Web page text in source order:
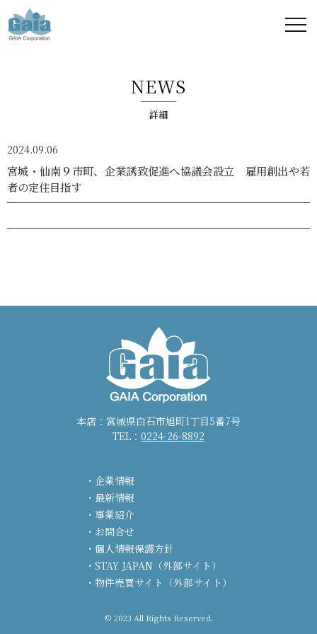
ア -
GAIA
Corporation
-
NEWS
詳細
2024.09.06
宮城・仙南９市町、企業誘致促進へ協議会設立 雇用創出や若
者の定住目指す
本店：宮城県白石市旭町1丁目5番7号
TEL： 0224-26-8892
企業情報
最新情報
事業紹介
お問合せ
個人情報保護方針
STAY JAPAN（外部サイト）
物件売買サイト（外部サイト）
© 2023 All Rights Reserved.